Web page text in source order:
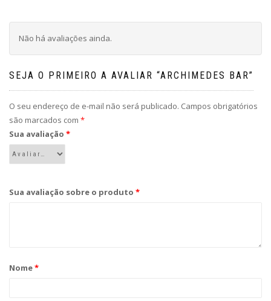
Não há avaliações ainda.
SEJA O PRIMEIRO A AVALIAR “ARCHIMEDES BAR”
O seu endereço de e-mail não será publicado. Campos obrigatórios
são marcados com *
Sua avaliação *
Sua avaliação sobre o produto *
Nome*